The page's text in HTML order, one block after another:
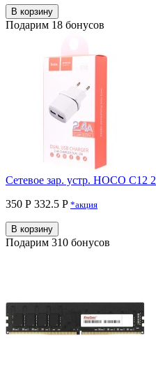
В корзину
Подарим 18 бонусов
Сетевое зар. устр. HOCO C12
350 Р 332.5 P *акция
В корзину
Подарим 310 бонусов